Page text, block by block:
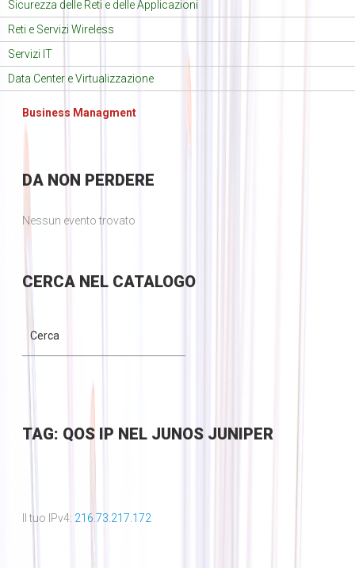
Sicurezza delle Reti e delle Applicazioni
Reti e Servizi Wireless
Servizi IT
Data Center e Virtualizzazione
Business Managment
DANON PERDERE
Nessun evento trovato
CERCANEL CATALOGO
TAG: QOS IP NEL JUNOS JUNIPER
Il tuo IPv4: 216.73.217.172